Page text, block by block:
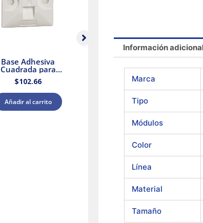
Base Adhesiva
Cuadrada para
de Plástico
100pzs. Dexson
DXN3200B
$102.66
Añadir al carrito
Portalámparas
cuadrada E27 Blanco
Dexson Schneider
Electric
137.39
Añadir al carrito
Información
Marca
Tipo
Módulos
Color
Línea
Material
Tamaño